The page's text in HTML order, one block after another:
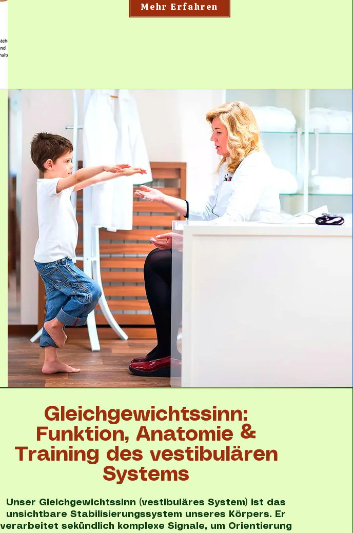
Mehr Erfahren
Gleichgewichtssinn:
Funktion, Anatomie &
Training des vestibulären
Systems
Unser Gleichgewichtssinn (vestibuläres System) ist das
unsichtbare Stabilisierungssystem unseres Körpers. Er
verarbeitet sekündlich komplexe Signale, um Orientierung